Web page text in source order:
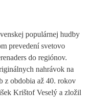
populárnej hudby
prevedení svetovo
do regiónov.
nahrávok na
z obdobia až 40. rokov
Krištof Veselý a zložil